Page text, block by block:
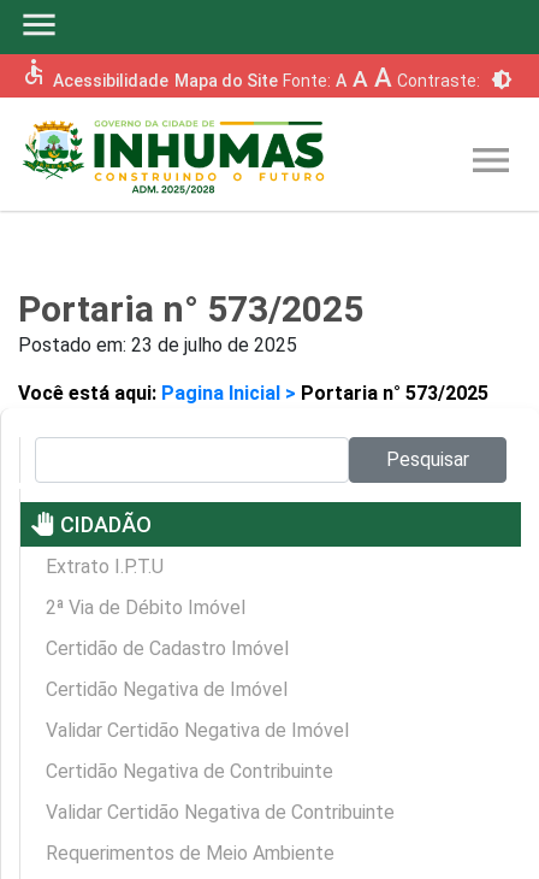
menu
accessible Acessibilidade Mapa do Site Fonte: A A A Contraste: brightness_6
menu
Portaria n° 573/2025
Postado em: 23 de julho de 2025
Você está aqui: Pagina Inicial > Portaria n° 573/2025
Pesquisar
pan_tool CIDADÃO
Extrato I.P.T.U
2ª Via de Débito Imóvel
Certidão de Cadastro Imóvel
Certidão Negativa de Imóvel
Validar Certidão Negativa de Imóvel
Certidão Negativa de Contribuinte
Validar Certidão Negativa de Contribuinte
Requerimentos de Meio Ambiente